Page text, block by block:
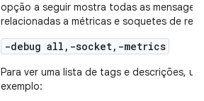
opção a seguir mostra todas as
relacionadas a métricas e soquetes de
-debug all,-socket,-metrics
Para ver uma lista de tags e descrições,
exemplo: